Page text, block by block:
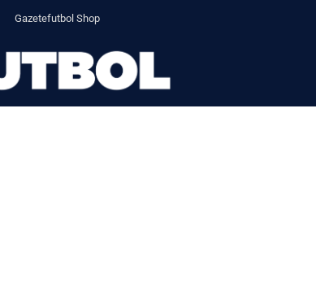
Gazetefutbol Shop